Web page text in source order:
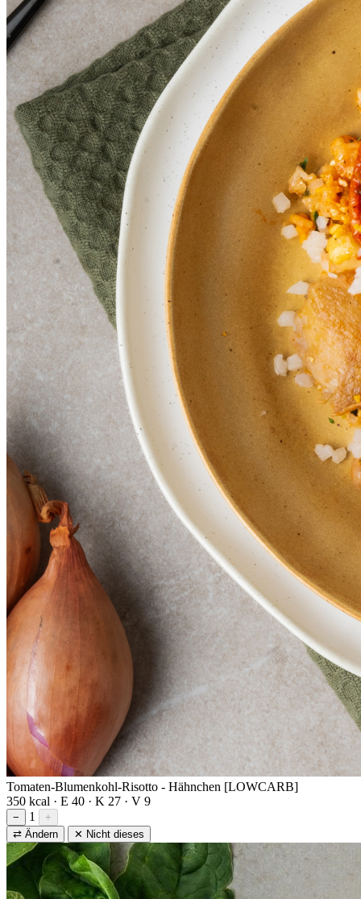
Tomaten-Blumenkohl-Risotto - Hähnchen [LOWCARB]
350 kcal · E 40 · K 27 · V 9
− 1
+
⇄ Ändern
✕ Nicht dieses